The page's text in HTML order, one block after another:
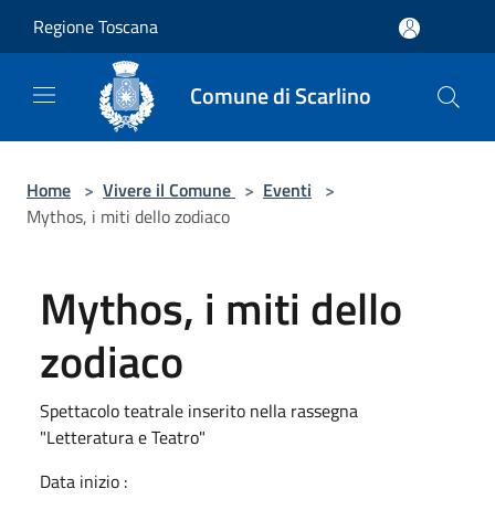
Regione Toscana
Comune di Scarlino
Home > Vivere il Comune > Eventi >
Mythos, i miti dello zodiaco
Mythos, i miti dello
zodiaco
Spettacolo teatrale inserito nella rassegna
"Letteratura e Teatro"
Data inizio :